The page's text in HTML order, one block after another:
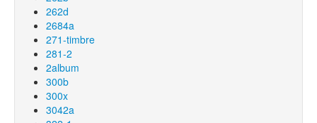
262d
2684a
271-timbre
281-2
2album
300b
300x
3042a